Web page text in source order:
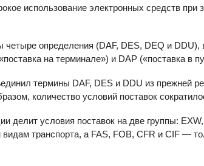
использование электронных средств при
четыре определения (DAF, DES, DEQ и DDU),
на терминале») и DAP («поставка в
термины DAF, DES и DDU из прежней
количество условий поставок
делит условия поставок на две группы: EXW,
видам транспорта, а FAS, FOB, CFR и CIF —